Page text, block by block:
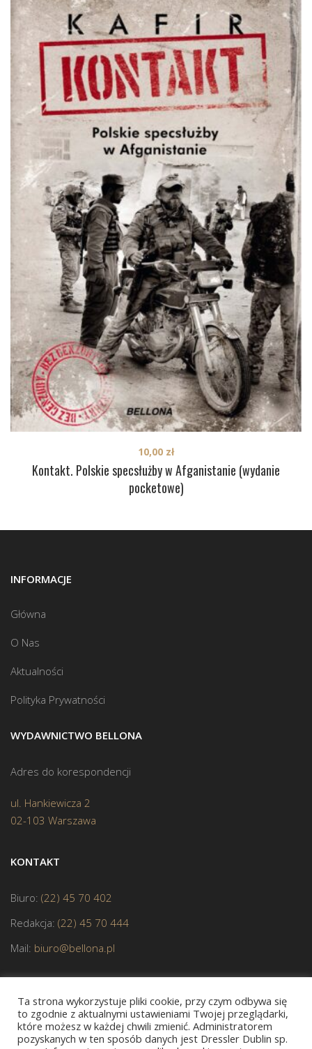
Kontakt. Polskie specsłużby w Afganistanie (wydanie
pocketowe)
10,00 zł
INFORMACJE
Główna
O Nas
Aktualności
Polityka Prywatności
WYDAWNICTWO BELLONA
Adres do korespondencji
ul. Hankiewicza 2
02-103 Warszawa
KONTAKT
Biuro: (22) 45 70 402
Redakcja: (22) 45 70 444
Mail: biuro@bellona.pl
Ta strona wykorzystuje pliki cookie, przy czym odbywa się
to zgodnie z aktualnymi ustawieniami Twojej przeglądarki,
które możesz w każdej chwili zmienić. Administratorem
pozyskanych w ten sposób danych jest Dressler Dublin sp.